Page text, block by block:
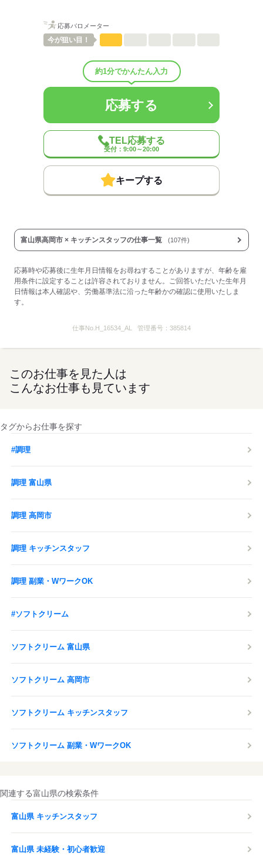
ひとりで
（男4：女6）
待遇・福利厚生：
◆社会保険あり
◆全店舗完全禁煙
◆副業・WワークOK
◆扶養内勤務OK
…全てのクルーを対象とした
1ヶ月を目途に、職場に溶け込めたか、
仕事に慣れたかどうかを確認します。
◆食事補助あり
…マクドナルドのメニューが
全て30％OFF！セットも単品も！
お給料日前にもらえちゃいます！
◆クルーだけの割引制度あり
…本・CDも割引で購入できる特典等
・マスクの従業員配布
・アルコール消毒液の設置 など
皆様の安全を最優先し、
応募する
応募バロメーター
今が狙い目！
約1分でかんたん入力
応募する
TEL応募する
受付：9:00～20:00
キープする
富山県高岡市 × キッチンスタッフの仕事一覧 (107件)
応募時や応募後に生年月日情報をお尋ねすることがありますが、年齢を雇
用条件に設定することは許容されておりません。ご回答いただいた生年月
日情報は本人確認や、労働基準法に沿った年齢かの確認に使用いたしま
す。
仕事No. H_16534_AL 管理番号：385814
このお仕事を見た人は
こんなお仕事も見ています
タグからお仕事を探す
#調理
調理 富山県
調理 高岡市
調理 キッチンスタッフ
調理 副業・WワークOK
#ソフトクリーム
ソフトクリーム 富山県
ソフトクリーム 高岡市
ソフトクリーム キッチンスタッフ
ソフトクリーム 副業・WワークOK
関連する富山県の検索条件
富山県 キッチンスタッフ
富山県 未経験・初心者歓迎